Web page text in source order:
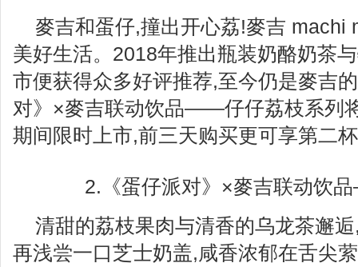
麥吉和蛋仔,撞出开心荔!麥吉 machi
美好生活。2018年推出瓶装奶酪奶茶
市便获得众多好评推荐,至今仍是麥吉
对》×麥吉联动饮品——仔仔荔枝系列
期间限时上市,前三天购买更可享第二
2.《蛋仔派对》×麥吉联动饮
清甜的荔枝果肉与清香的乌龙茶邂
再浅尝一口芝士奶盖,咸香浓郁在舌尖